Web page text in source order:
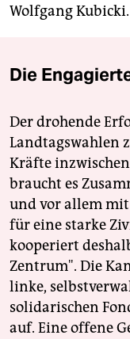
Wolfgang Kubicki.
Die
Der drohende
Landtagswahlen
Kräfte
braucht es
und vor allem mit
für eine starke
kooperiert
Zentrum". Die
linke,
solidarischen
auf. Eine offene